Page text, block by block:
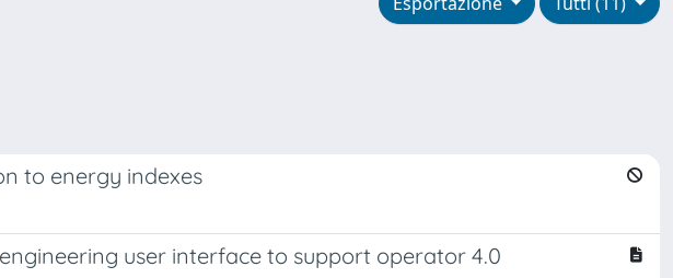
to energy indexes
user interface to support operator 4.0